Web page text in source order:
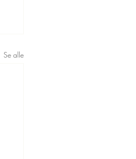
Se alle